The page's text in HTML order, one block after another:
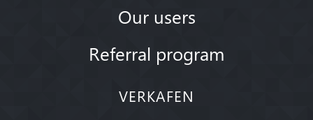
Our users
Referral program
VERKAFEN